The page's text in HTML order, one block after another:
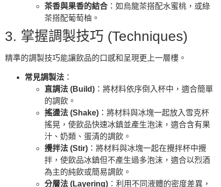
茶香與果香的結合 ：如烏龍茶搭配水蜜桃，或綠
茶搭配葡萄柚。
3. 掌握調製技巧 (Techniques)
精準的調製技巧能讓飲品的口感和呈現更上一層樓。
常見調製法 ：
直調法 (Build) ：將材料依序倒入杯中，適合簡單
的調飲。
搖盪法 (Shake) ：將材料與冰塊一起放入雪克杯
搖晃，使飲品快速冰鎮並產生泡沫，適合含有果
汁、奶類、蛋清的調飲。
攪拌法 (Stir) ：將材料與冰塊一起在攪拌杯中攪
拌，使飲品冰鎮但不產生過多泡沫，適合以烈酒
為主的純飲或簡易調飲。
分層法 (Layering) ：利用不同液體的密度差異，